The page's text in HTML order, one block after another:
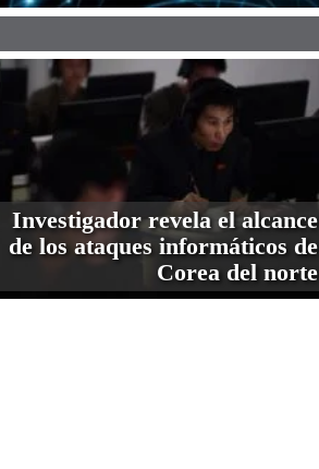
Investigador revela el alcance
de los ataques informáticos de
Corea del norte